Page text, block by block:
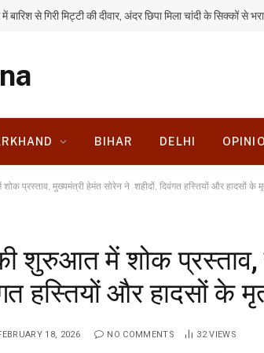
BIHAR DELHI
प्रस्ताव, मुख्यमंत्री हेमंत सोरेन ने शहीदों, दिवंगत हस्तियों और हादसों के
शुरुआत में शोक प्रस्ताव,
हस्तियों और हादसों के
18, 2026 NO COMMENTS 32VIEWS